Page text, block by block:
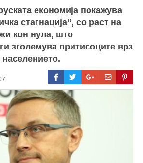
економија покажува
стагнација“, со раст на
кон нула, што
зголемува притисоците врз
населението.